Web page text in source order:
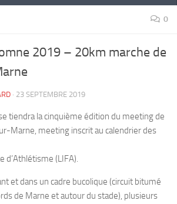
0
2019 – 20km marche de
· 23 SEPTEMBRE 2019
tiendra la cinquième édition du meeting de
Marne, meeting inscrit au calendrier des
d’Athlétisme (LIFA).
et dans un cadre bucolique (circuit bitumé
de Marne et autour du stade), plusieurs